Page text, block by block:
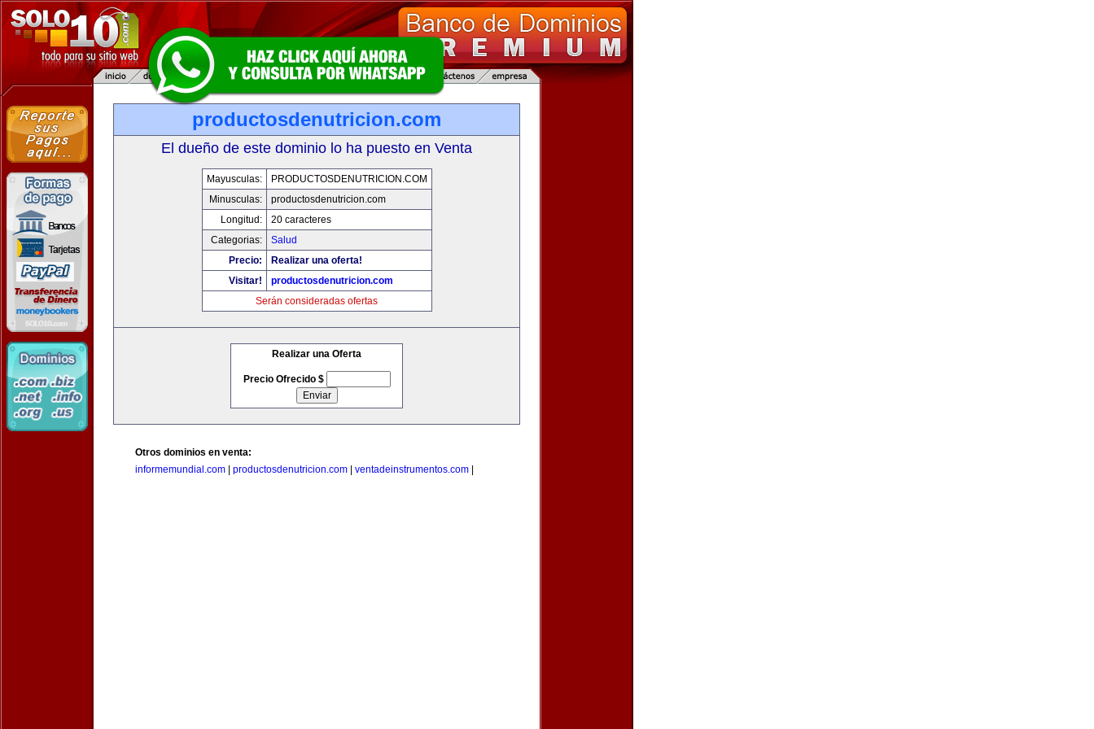
productosdenutricion.com
El dueño de este dominio lo ha puesto en Venta
Mayusculas:
PRODUCTOSDENUTRICION.COM
Minusculas:
productosdenutricion.com
Longitud:
20 caracteres
Categorias:
Salud
Precio:
Realizar una oferta!
Visitar!
productosdenutricion.com
Serán consideradas ofertas
Realizar una Oferta
Precio Ofrecido $
Otros dominios en venta:
informemundial.com
productosdenutricion.com ventadeinstrumentos.com